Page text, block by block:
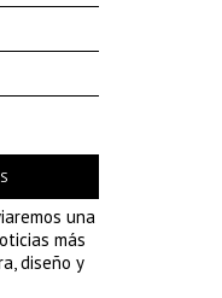
una
más
diseño y